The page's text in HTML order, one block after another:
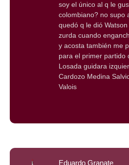
soy el único al q le
colombiano? no supo
quedó q le dió
zurda cuando
y acosta también me
para el primer partido
Losada guidara
Cardozo Medina
Valois
Eduardo Granate